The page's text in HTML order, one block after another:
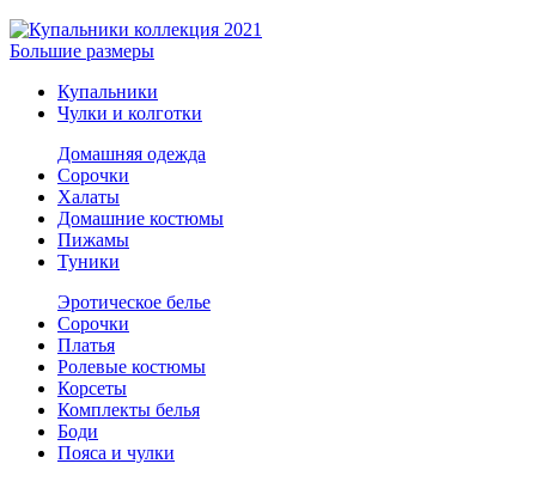
Большие размеры
Купальники
Чулки и колготки
Домашняя одежда
Сорочки
Халаты
Домашние костюмы
Пижамы
Туники
Эротическое белье
Сорочки
Платья
Ролевые костюмы
Корсеты
Комплекты белья
Боди
Пояса и чулки